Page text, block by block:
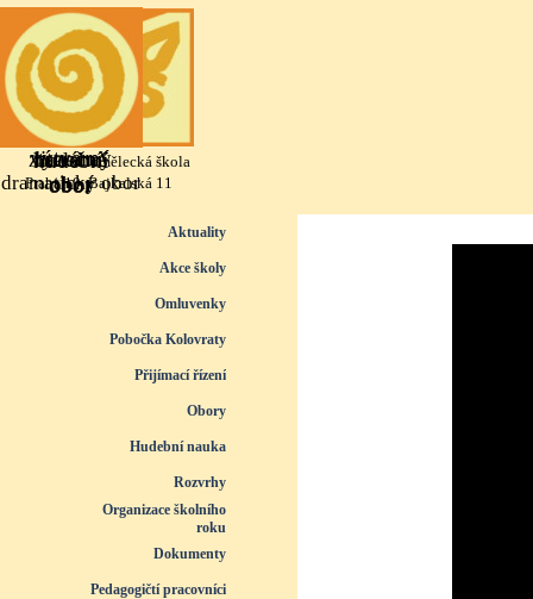
Přejít na obsah
výtvarný
taneční
literárně
hudební
Základní umělecká škola
Praha 10, Bajkalská 11
obor
obor
dramatický obor
obor
Přeskočit menu
Aktuality
Akce školy
Omluvenky
Pobočka Kolovraty
Přijímací řízení
Obory
Hudební nauka
Rozvrhy
Organizace školního
roku
Dokumenty
Pedagogičtí pracovníci